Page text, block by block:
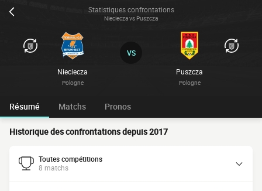
Statistiques confrontations
Nieciecza vs Puszcza
Nieciecza
Pologne
Puszcza
Pologne
VS
Résumé Matchs Pronos
Historique des confrontations depuis 2017
Toutes compétitions
8 matchs